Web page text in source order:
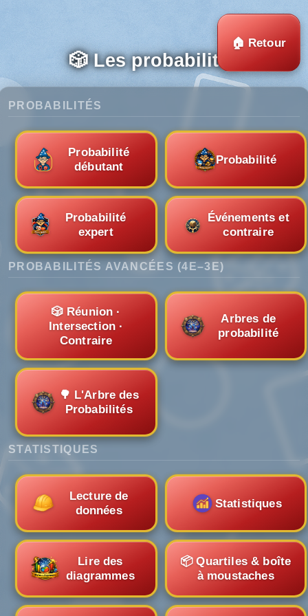
🏠 Retour
🎲 Les probabilités
PROBABILITÉS
Probabilité
débutant
Probabilité
Probabilité
expert
Événements et
contraire
PROBABILITÉS AVANCÉES (4E–3E)
🎲 Réunion ·
Intersection ·
Contraire
Arbres de
probabilité
🌳 L'Arbre des
Probabilités
STATISTIQUES
Lecture de
données
Statistiques
Lire des
diagrammes
📦 Quartiles & boîte
à moustaches